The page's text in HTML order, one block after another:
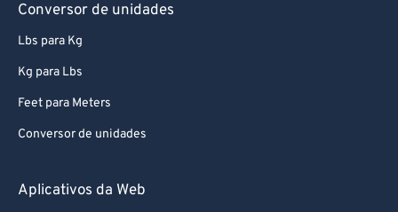
Conversor de unidades
Lbs para Kg
Kg para Lbs
Feet para Meters
Conversor de unidades
Aplicativos da Web